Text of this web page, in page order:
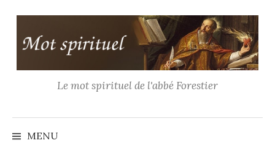
contenu
Le mot spirituel de l'abbé Forestier
MENU